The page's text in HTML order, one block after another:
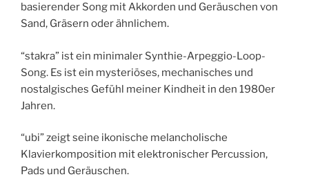
basierender Song mit Akkorden und Geräuschen von
Sand, Gräsern oder ähnlichem.
“stakra” ist ein minimaler Synthie-Arpeggio-Loop-
Song. Es ist ein mysteriöses, mechanisches und
nostalgisches Gefühl meiner Kindheit in den 1980er
Jahren.
“ubi” zeigt seine ikonische melancholische
Klavierkomposition mit elektronischer Percussion,
Pads und Geräuschen.